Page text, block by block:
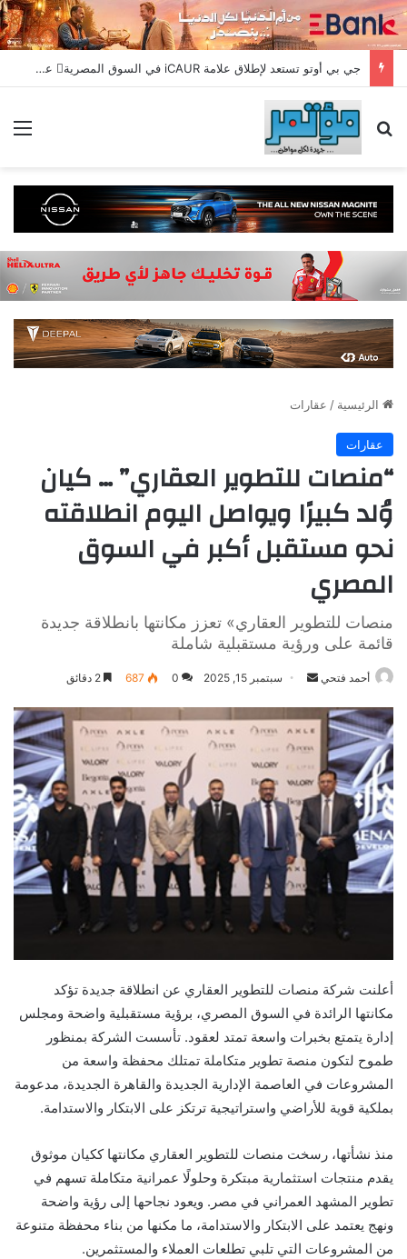
جي بي أوتو تستعد لإطلاق علامة iCAUR في السوق المصرية علامة عالمية جديدة لسيارات الطاقة الجديدة تجمع بين التكنولوجيا الذكية والتصميم الجريء وروح المغامر
بحث عن
الرئيسية / عقارات
عقارات
“منصات للتطوير العقاري” … كيان
وُلد كبيرًا ويواصل اليوم انطلاقته
نحو مستقبل أكبر في السوق
المصري
منصات للتطوير العقاري» تعزز مكانتها بانطلاقة جديدة
قائمة على ورؤية مستقبلية شاملة
أحمد فتحي
أرسل
إلكترونيا
سبتمبر 15, 2025 0
687
أعلنت شركة منصات للتطوير العقاري عن انطلاقة جديدة تؤكد
مكانتها الرائدة في السوق المصري، برؤية مستقبلية واضحة ومجلس
إدارة يتمتع بخبرات واسعة تمتد لعقود. تأسست الشركة بمنظور
طموح لتكون منصة تطوير متكاملة تمتلك محفظة واسعة من
المشروعات في العاصمة الإدارية الجديدة والقاهرة الجديدة، مدعومة
بملكية قوية للأراضي واستراتيجية ترتكز على الابتكار والاستدامة.
منذ نشأتها، رسخت منصات للتطوير العقاري مكانتها ككيان موثوق
يقدم منتجات استثمارية مبتكرة وحلولًا عمرانية متكاملة تسهم في
تطوير المشهد العمراني في مصر. ويعود نجاحها إلى رؤية واضحة
ونهج يعتمد على الابتكار والاستدامة، ما مكنها من بناء محفظة متنوعة
من المشروعات التي تلبي تطلعات العملاء والمستثمرين.